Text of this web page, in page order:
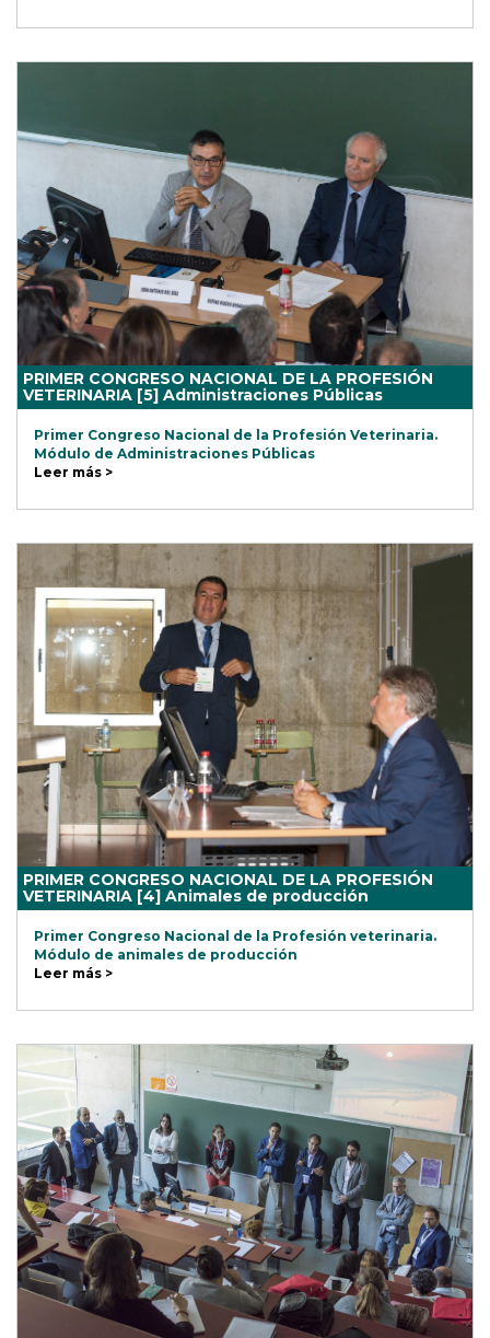
PRIMER CONGRESO NACIONAL DE LA PROFESIÓN
VETERINARIA [5] Administraciones Públicas
Primer Congreso Nacional de la Profesión Veterinaria.
Módulo de Administraciones Públicas
Leer más >
PRIMER CONGRESO NACIONAL DE LA PROFESIÓN
VETERINARIA [4] Animales de producción
Primer Congreso Nacional de la Profesión veterinaria.
Módulo de animales de producción
Leer más >